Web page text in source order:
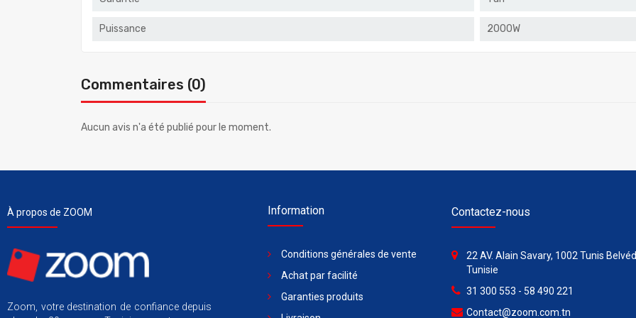
Puissance 2000W
Commentaires (0)
Aucun avis n'a été publié pour le moment.
À propos de ZOOM
Zoom, votre destination de confiance depuis
Information
Conditions générales de vente
Achat par facilité
Garanties produits
Contactez-nous
22 AV. Alain Savary, 1002 Tunis
Tunisie
31 300 553 - 58 490 221
Contact@zoom.com.tn